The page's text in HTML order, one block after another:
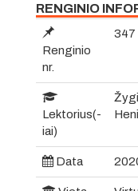
RENGINIO
Renginio
nr.
347
Lektorius(-
iai)
Data